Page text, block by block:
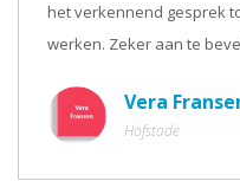
het verkennend gesprek
werken. Zeker aan te
Vera
Hofstade